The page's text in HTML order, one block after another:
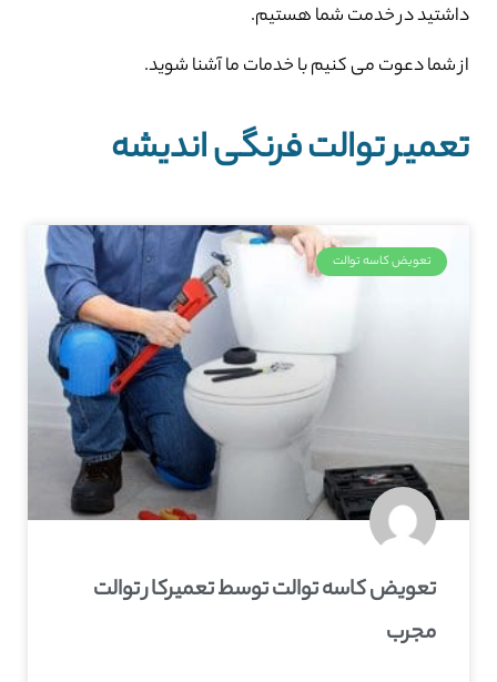
داشتید در خدمت شما هستیم.
از شما دعوت می کنیم با خدمات ما آشنا شوید.
تعمیر توالت فرنگی اندیشه
تعویض کاسه توالت
تعویض کاسه توالت توسط تعمیرکار توالت
مجرب